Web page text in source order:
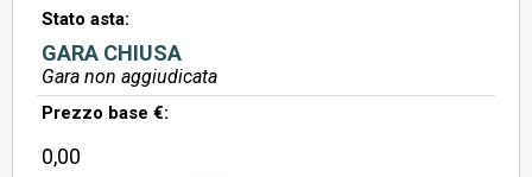
Stato asta:
GARA CHIUSA
Gara non aggiudicata
Prezzo base €:
0,00